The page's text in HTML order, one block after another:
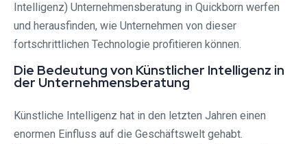
Intelligenz) Unternehmensberatung in Quickborn werfen
und herausfinden, wie Unternehmen von dieser
fortschrittlichen Technologie profitieren können.
Die Bedeutung von Künstlicher Intelligenz in
der Unternehmensberatung
Künstliche Intelligenz hat in den letzten Jahren einen
enormen Einfluss auf die Geschäftswelt gehabt.